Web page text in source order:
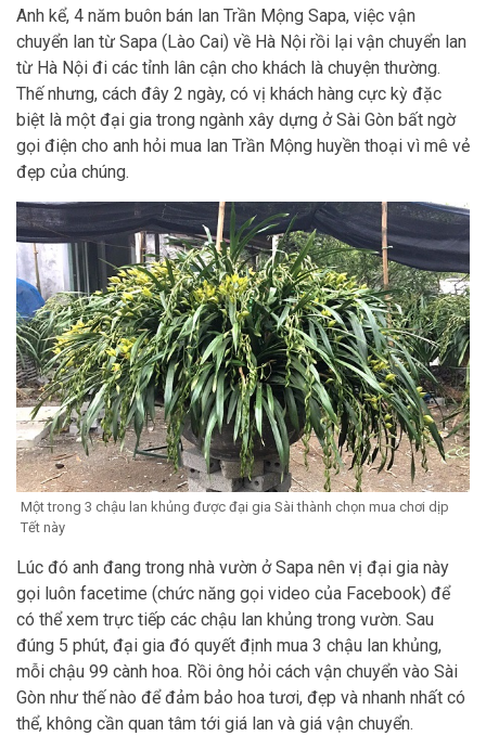
Anh kể, 4 năm buôn bán lan Trần Mộng Sapa, việc vận
chuyển lan từ Sapa (Lào Cai) về Hà Nội rồi lại vận chuyển lan
từ Hà Nội đi các tỉnh lân cận cho khách là chuyện thường.
Thế nhưng, cách đây 2 ngày, có vị khách hàng cực kỳ đặc
biệt là một đại gia trong ngành xây dựng ở Sài Gòn bất ngờ
gọi điện cho anh hỏi mua lan Trần Mộng huyền thoại vì mê vẻ
đẹp của chúng.
Một trong 3 chậu lan khủng được đại gia Sài thành chọn mua chơi dịp
Tết này
Lúc đó anh đang trong nhà vườn ở Sapa nên vị đại gia này
gọi luôn facetime (chức năng gọi video của Facebook) để
có thể xem trực tiếp các chậu lan khủng trong vườn. Sau
đúng 5 phút, đại gia đó quyết định mua 3 chậu lan khủng,
mỗi chậu 99 cành hoa. Rồi ông hỏi cách vận chuyển vào Sài
Gòn như thế nào để đảm bảo hoa tươi, đẹp và nhanh nhất có
thể, không cần quan tâm tới giá lan và giá vận chuyển.